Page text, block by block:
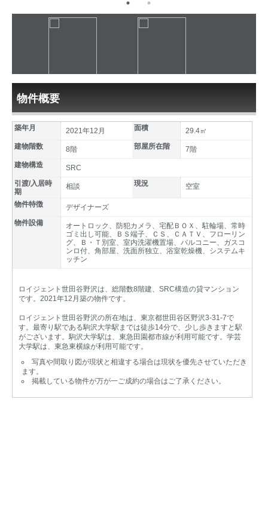
物件概要
築年月 2021年12月 面積
29.4㎡
建物階数
8階 部屋所在階
7階
建物構造
SRC
引渡/入居時
期
相談 現況 空室
物件特徴
デザイナーズ
物件設備
オートロック、防犯カメラ、宅配ＢＯＸ、駐輪場、常時
ゴミ出し可能、ＢＳ端子、ＣＳ、ＣＡＴＶ、フローリン
グ、Ｂ・Ｔ別室、室内洗濯機置場、バルコニー、ガスコ
ンロ付、角部屋、洗面所独立、浴室乾燥機、システムキ
ッチン
ロイジェント世田谷野沢は、総階数8階建、SRC構造の貸マンション
です。2021年12月築の物件です。
ロイジェント世田谷野沢の所在地は、東京都世田谷区野沢3-31-7で
す。最寄り駅である駒沢大学駅までは徒歩14分で、少し歩きますと駅
がございます。駒沢大学駅は、東急田園都市線が利用可能です。学芸
大学駅は、東急東横線が利用可能です。
写真や間取り図が現状と相違する場合は現状を優先させていただき
ます。
掲載している物件が万が一ご成約の場合はご了承ください。